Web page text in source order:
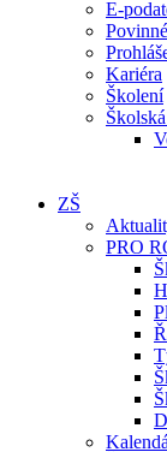
E-
Kariéra
Školení
ZŠ
PRO